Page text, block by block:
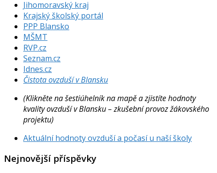
Jihomoravský kraj
Krajský školský portál
PPP Blansko
MŠMT
RVP.cz
Seznam.cz
Idnes.cz
Čistota ovzduší v Blansku
(Klikněte na šestiúhelník na mapě a zjistíte hodnoty
kvality ovzduší v Blansku – zkušební provoz žákovského
projektu)
Aktuální hodnoty ovzduší a počasí u naší školy
Nejnovější příspěvky